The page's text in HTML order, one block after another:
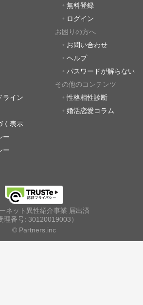
ライン
く表示
ー
ー
無料登録
ログイン
お困りの方へ
お問い合わせ
ヘルプ
パスワードが解らない
その他のコンテンツ
性格相性診断
婚活恋愛コラム
ネット異性紹介事業 届出済
理番号: 30120019003）
© Partners.inc